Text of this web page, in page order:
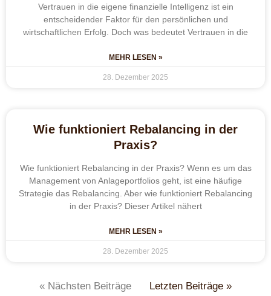
Vertrauen in die eigene finanzielle Intelligenz ist ein
entscheidender Faktor für den persönlichen und
wirtschaftlichen Erfolg. Doch was bedeutet Vertrauen in die
MEHR LESEN »
28. Dezember 2025
Wie funktioniert Rebalancing in der
Praxis?
Wie funktioniert Rebalancing in der Praxis? Wenn es um das
Management von Anlageportfolios geht, ist eine häufige
Strategie das Rebalancing. Aber wie funktioniert Rebalancing
in der Praxis? Dieser Artikel nähert
MEHR LESEN »
28. Dezember 2025
« Nächsten Beiträge Letzten Beiträge »